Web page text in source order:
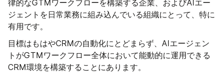
律的なGTMワークフローを構築する企業、およびAIエー
ジェントを日常業務に組み込んでいる組織にとって、特に
有用です。
目標はもはやCRMの自動化にとどまらず、AIエージェン
トがGTMワークフロー全体において能動的に運用できる
CRM環境を構築することにあります。